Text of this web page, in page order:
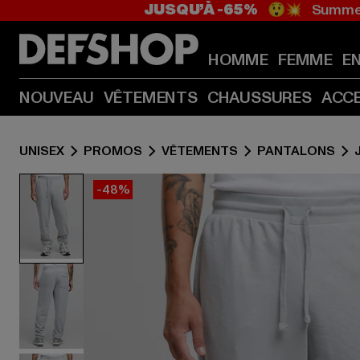
JUSQU’À -65% 😲💥
HOMME FEMME
NOUVEAU VÊTEMENTS CHAUSSURES
UNISEX PROMOS VÊTEMENTS PANTALONS
-48%